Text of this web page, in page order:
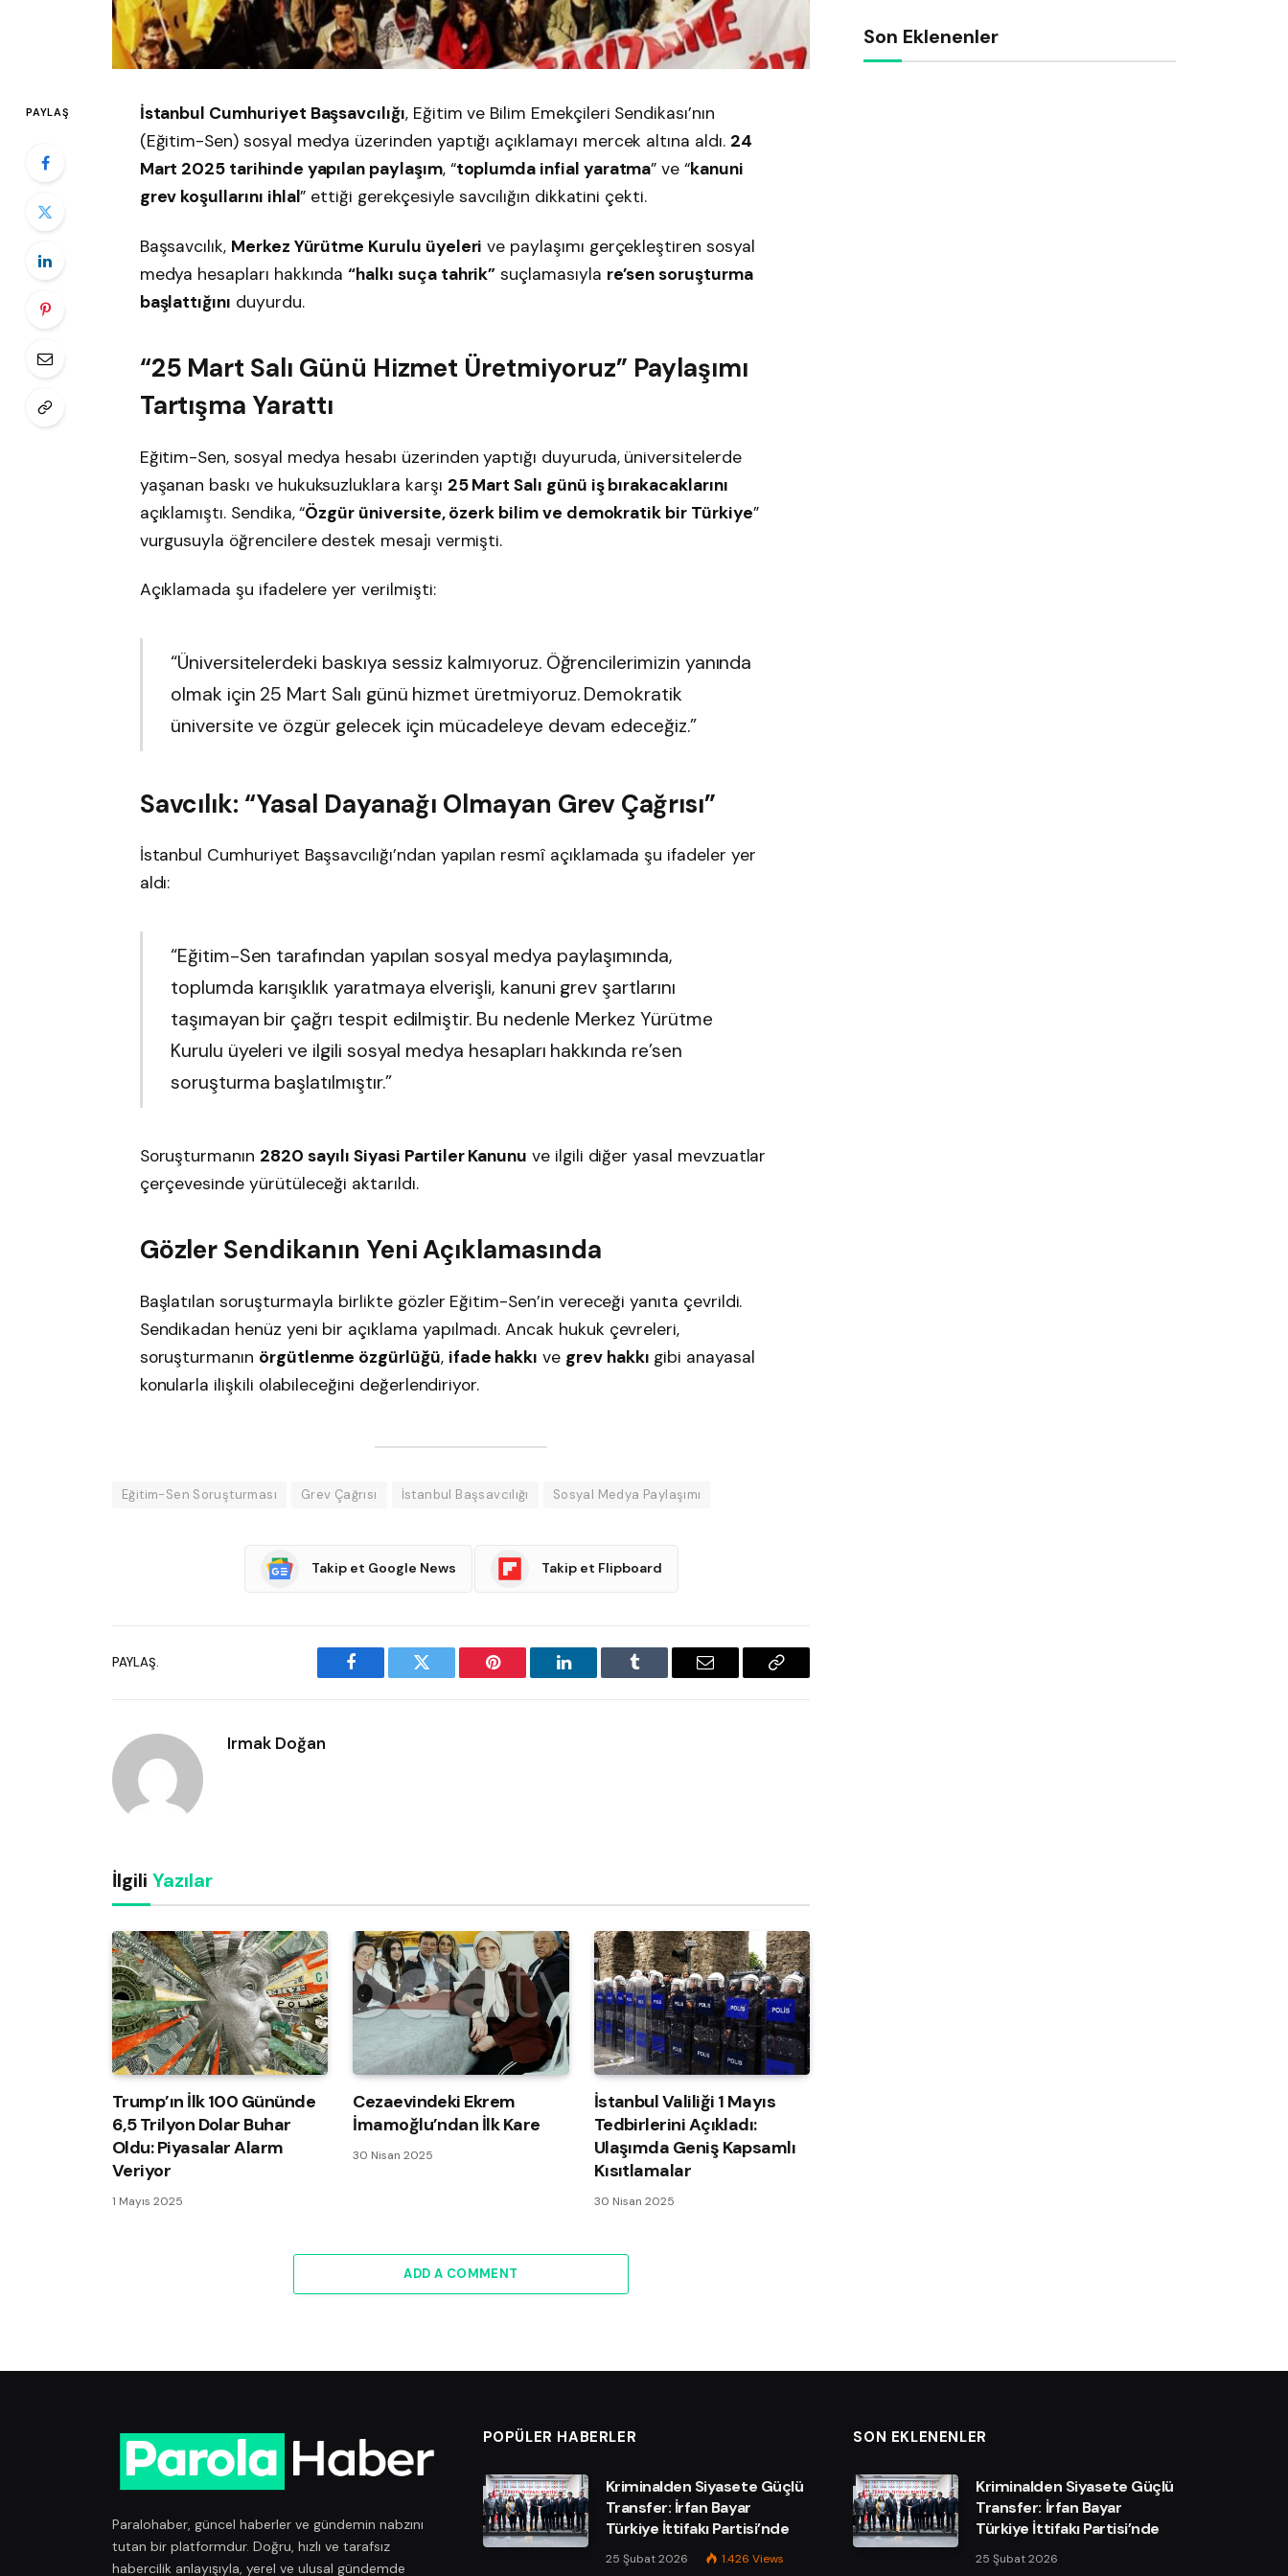
PAYLAŞ İstanbul Cumhuriyet Başsavcılığı, Eğitim ve Bilim Emekçileri Sendikası’nın
(Eğitim-Sen) sosyal medya üzerinden yaptığı açıklamayı mercek altına aldı. 24
Mart 2025 tarihinde yapılan paylaşım, “toplumda infial yaratma” ve “kanuni
grev koşullarını ihlal” ettiği gerekçesiyle savcılığın dikkatini çekti.
Başsavcılık, Merkez Yürütme Kurulu üyeleri ve paylaşımı gerçekleştiren sosyal
medya hesapları hakkında“halkı suça tahrik” suçlamasıyla re’sen soruşturma
başlattığını duyurdu.
“25 Mart Salı Günü Hizmet Üretmiyoruz” Paylaşımı
Tartışma Yarattı
Eğitim-Sen, sosyal medya hesabı üzerinden yaptığı duyuruda, üniversitelerde
yaşanan baskı ve hukuksuzluklara karşı 25 Mart Salı günü iş bırakacaklarını
açıklamıştı. Sendika, “Özgür üniversite, özerk bilim ve demokratik bir Türkiye”
vurgusuyla öğrencilere destek mesajı vermişti.
Açıklamada şu ifadelere yer verilmişti:
“Üniversitelerdeki baskıya sessiz kalmıyoruz. Öğrencilerimizin yanında
olmak için 25 Mart Salı günü hizmet üretmiyoruz. Demokratik
üniversite ve özgür gelecek için mücadeleye devam edeceğiz.”
Savcılık: “Yasal Dayanağı Olmayan Grev Çağrısı”
İstanbul Cumhuriyet Başsavcılığı’ndan yapılan resmî açıklamada şu ifadeler yer
aldı:
“Eğitim-Sen tarafından yapılan sosyal medya paylaşımında,
toplumda karışıklık yaratmaya elverişli, kanuni grev şartlarını
taşımayan bir çağrı tespit edilmiştir. Bu nedenle Merkez Yürütme
Kurulu üyeleri ve ilgili sosyal medya hesapları hakkında re’sen
soruşturma başlatılmıştır.”
Soruşturmanın 2820 sayılı Siyasi Partiler Kanunu ve ilgili diğer yasal mevzuatlar
çerçevesinde yürütüleceği aktarıldı.
Gözler Sendikanın Yeni Açıklamasında
Başlatılan soruşturmayla birlikte gözler Eğitim-Sen’in vereceği yanıta çevrildi.
Sendikadan henüz yeni bir açıklama yapılmadı. Ancak hukuk çevreleri,
soruşturmanın örgütlenme özgürlüğü, ifade hakkı ve grev hakkı gibi anayasal
konularla ilişkili olabileceğini değerlendiriyor.
Eğitim-Sen Soruşturması Grev Çağrısı İstanbul Başsavcılığı Sosyal Medya Paylaşımı
Takip et Google News Takip et Flipboard
PAYLAŞ.
Facebook Twitter Pinterest LinkedIn Tumblr Email
Copy
Irmak Doğan
İlgili Yazılar
Trump’ın İlk 100 Gününde
6,5 Trilyon Dolar Buhar
Oldu: Piyasalar Alarm
Veriyor
1 Mayıs 2025
Cezaevindeki Ekrem
İmamoğlu’ndan İlk Kare
30 Nisan 2025
İstanbul Valiliği 1 Mayıs
Tedbirlerini Açıkladı:
Ulaşımda Geniş Kapsamlı
Kısıtlamalar
30 Nisan 2025
ADD A COMMENT
Son Eklenenler
Paralohaber, güncel haberler ve gündemin nabzını
tutan bir platformdur. Doğru, hızlı ve tarafsız
habercilik anlayışıyla, yerel ve ulusal gündemde
POPÜLER HABERLER
Kriminalden Siyasete Güçlü
Transfer: İrfan Bayar
Türkiye İttifakı Partisi’nde
25 Şubat 2026 1.426 Views
SON EKLENENLER
Kriminalden Siyasete Güçlü
Transfer: İrfan Bayar
Türkiye İttifakı Partisi’nde
25 Şubat 2026